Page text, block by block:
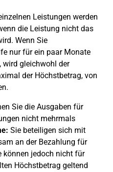
Leistungen werden
die Leistung nicht das
Wenn Sie
nur für ein paar Monate
gleichwohl der
der Höchstbetrag, von
Sie die Ausgaben für
nicht mehrmals
Sie beteiligen sich mit
an der Bezahlung für
können jedoch nicht für
Höchstbetrag geltend